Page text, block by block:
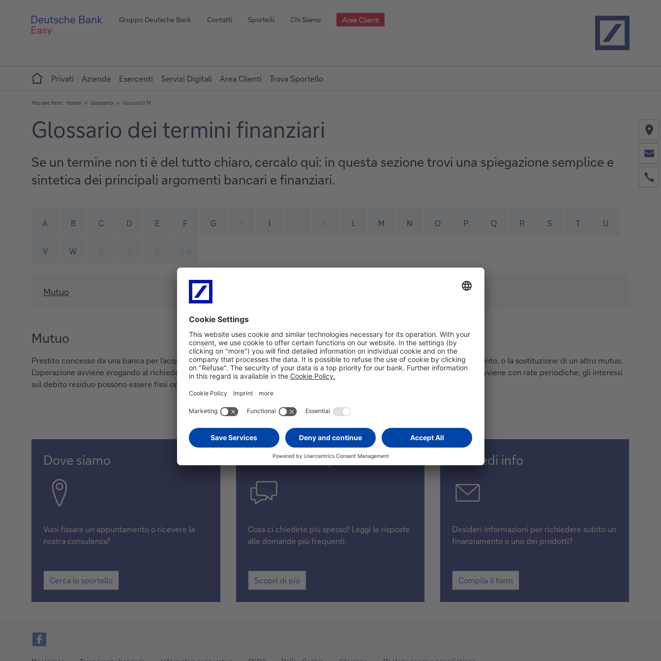
Gruppo Deutsche Bank Contatti Sportelli Chi Siamo
Privati
Aziende Esercenti Servizi Digitali Area Clienti Trova Sportello
You are here: Home Glossario Glossario M
Glossario dei termini finanziari
Se un termine non ti è del tutto chiaro, cercalo qui: in questa sezione trovi una spiegazione semplice e
sintetica dei principali argomenti bancari e finanziari.
A B C D E F G I L M N O P Q R S T U
V W
Mutuo
Mutuo
Prestito concesso da una banca per l'acquisto o la ristrutturazione o l'acquisto/ristrutturazione di un immobile o di un appartamento, o la sostituzione di un altro mutuo.
L'operazione avviene erogando al richiedente un certo importo contro iscrizione d'ipoteca a garanzia del rimborso. Il rimborso avviene con rate periodiche; gli interessi
sul debito residuo possono essere fissi oppure variabili.
Dove siamo
Vuoi fissare un appuntamento o ricevere la
nostra consulenza?
Cerca lo sportello
Domande frequenti
Cosa ci chiedete più spesso? Leggi le risposte
alle domande più frequenti.
Scopri di più
Richiedi info
Desideri informazioni per richiedere subito un
finanziamento o uno dei prodotti?
Compila il form
Facebook